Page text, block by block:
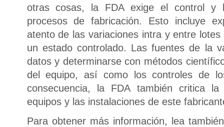
otras cosas, la FDA exige el control y
procesos de fabricación. Esto incluye
atento de las variaciones intra y entre
un estado controlado. Las fuentes de la
datos y determinarse con métodos
del equipo, así como los controles de
consecuencia, la FDA también critica
equipos y las instalaciones de este
Para obtener más información, lea